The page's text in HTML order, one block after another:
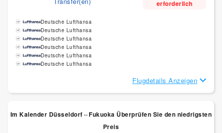
erforderlich
Deutsche Lufthansa
Deutsche Lufthansa
Deutsche Lufthansa
Deutsche Lufthansa
Deutsche Lufthansa
Deutsche Lufthansa
Flugdetails Anzeigen
Im Kalender Düsseldorf⇔Fukuoka Überprüfen Sie den niedrigsten
Preis